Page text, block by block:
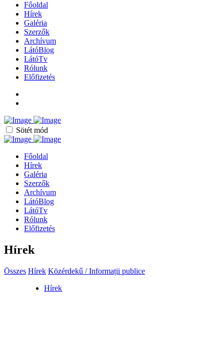
Főoldal
Hírek
Galéria
Szerzők
Archívum
LátóBlog
LátóTv
Rólunk
Előfizetés
Sötét mód
Főoldal
Hírek
Galéria
Szerzők
Archívum
LátóBlog
LátóTv
Rólunk
Előfizetés
Hírek
Összes Hírek Közérdekű / Informații publice
Hírek